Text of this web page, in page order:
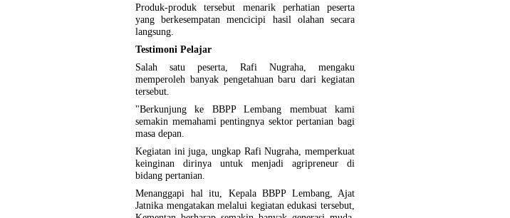
Produk-produk tersebut menarik perhatian peserta
yang berkesempatan mencicipi hasil olahan secara
langsung.
Testimoni Pelajar
Salah satu peserta, Rafi Nugraha, mengaku
memperoleh banyak pengetahuan baru dari kegiatan
tersebut.
"Berkunjung ke BBPP Lembang membuat kami
semakin memahami pentingnya sektor pertanian bagi
masa depan.
Kegiatan ini juga, ungkap Rafi Nugraha, memperkuat
keinginan dirinya untuk menjadi agripreneur di
bidang pertanian.
Menanggapi hal itu, Kepala BBPP Lembang, Ajat
Jatnika mengatakan melalui kegiatan edukasi tersebut,